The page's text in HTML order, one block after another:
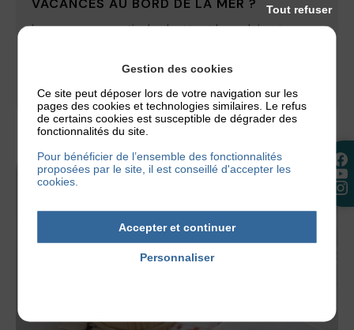
VACANCES AU BORD DE LA MER ?
Les vacances estivales battent leur plein et vous
30 juillet 2026
Gestion des cookies
Ce site peut déposer lors de votre navigation sur les
pages des cookies et technologies similaires. Le refus
de certains cookies est susceptible de dégrader des
fonctionnalités du site.
Pour bénéficier de l’ensemble des fonctionnalités
proposées par le site, il est conseillé d'accepter les
cookies.
Accepter et continuer
Tout refuser
Personnaliser